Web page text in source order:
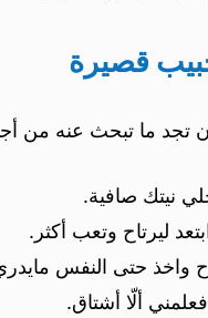
قصيرة
ان تجد ما تبحث عنه من
نيتك صافية.
ليرتاح وتعب أكثر.
واخذ حتى النفس
ألّا أشتاق.